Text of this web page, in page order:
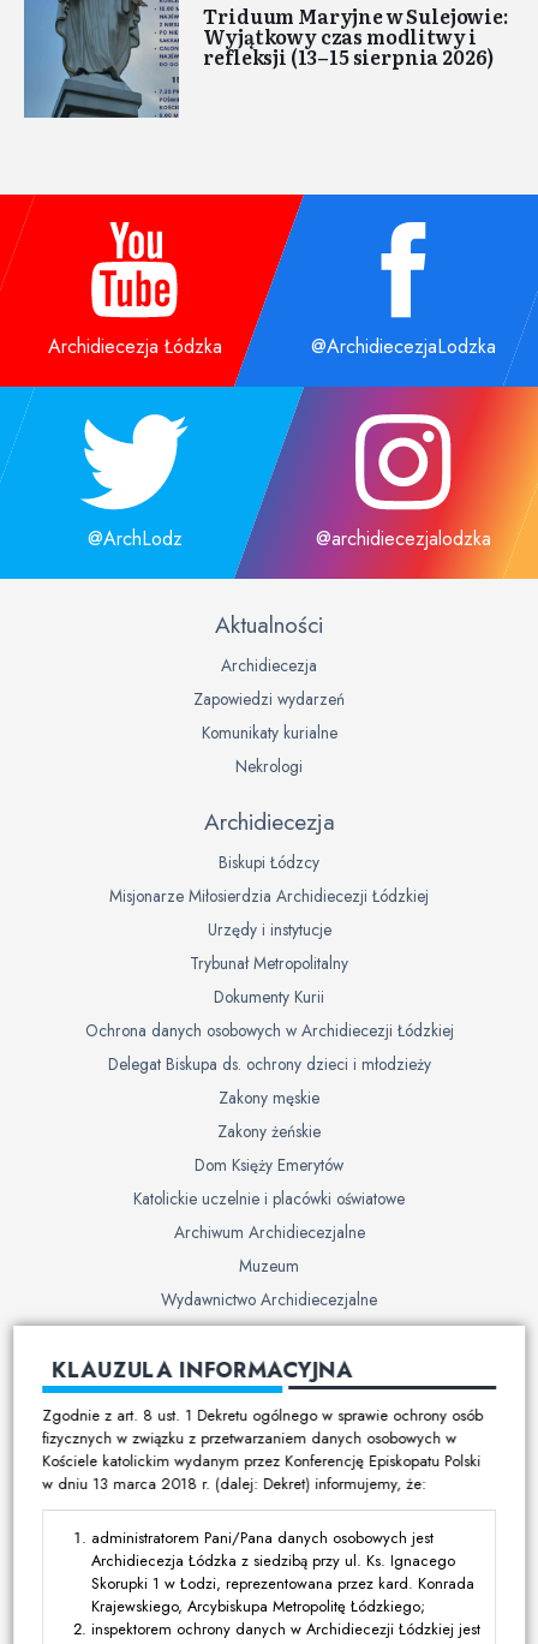
Triduum Maryjne w Sulejowie:
Wyjątkowy czas modlitwy i
refleksji (13–15 sierpnia 2026)
Archidiecezja Łódzka @ArchidiecezjaLodzka
@ArchLodz @archidiecezjalodzka
Aktualności
Archidiecezja
Zapowiedzi wydarzeń
Komunikaty kurialne
Nekrologi
Archidiecezja
Biskupi Łódzcy
Misjonarze Miłosierdzia Archidiecezji Łódzkiej
Urzędy i instytucje
Trybunał Metropolitalny
Dokumenty Kurii
Ochrona danych osobowych w Archidiecezji Łódzkiej
Delegat Biskupa ds. ochrony dzieci i młodzieży
Zakony męskie
Zakony żeńskie
Dom Księży Emerytów
Katolickie uczelnie i placówki oświatowe
Archiwum Archidiecezjalne
Muzeum
Wydawnictwo Archidiecezjalne
Cmentarze
Duszpasterstwo
Program duszpasterski
Kalendarz pracy duszpasterskiej
Duszpasterstwo specjalistyczne
Ruchy i stowarzyszenia
Multimedia
Filmy
KLAUZULA INFORMACYJNA
Zgodnie z art. 8 ust. 1 Dekretu ogólnego w sprawie ochrony osób
fizycznych w związku z przetwarzaniem danych osobowych w
Kościele katolickim wydanym przez Konferencję Episkopatu Polski
w dniu 13 marca 2018 r. (dalej: Dekret) informujemy, że:
administratorem Pani/Pana danych osobowych jest
Archidiecezja Łódzka z siedzibą przy ul. Ks. Ignacego
Skorupki 1 w Łodzi, reprezentowana przez kard. Konrada
Krajewskiego, Arcybiskupa Metropolitę Łódzkiego;
inspektorem ochrony danych w Archidiecezji Łódzkiej jest